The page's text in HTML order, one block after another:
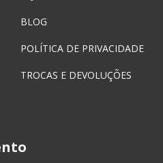
BLOG
POLÍTICA DE PRIVACIDADE
TROCAS E DEVOLUÇÕES